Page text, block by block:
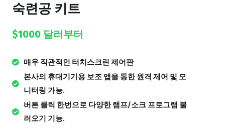
숙련공 키트
$1000 달러부터
매우 직관적인 터치스크린 제어판
본사의 휴대기기용 보조 앱을 통한 원격 제어 및 모
니터링 가능.
버튼 클릭 한번으로 다양한 램프/소크 프로그램 불
러오기 기능.